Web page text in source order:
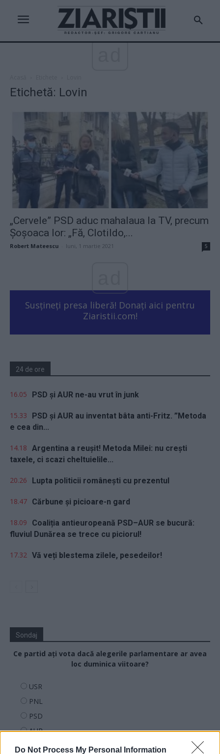
Do Not Process My Personal Information
Etichetă: Lovin
„Cervele” PSD aduc mahalaua la TV, precum
Șoșoaca lor: „Fă, Clotildo,...
Robert Mateescu luni, 1 martie 2021 5
Susțineți presa liberă! Donați aici pentru
Ziaristii.com!
24 de ore
16.05 PSD și AUR ne-au vrut în junk
15.33
PSD și AUR au inventat bâta anti-Fritz. ”Metoda
e cea din...
14.18 Argentina a reușit! Metoda Milei: nu crești
taxele, ci scazi cheltuielile...
20.26 Lupta politicii românești cu prezentul
18.47 Cărbune și picioare-n gard
18.09
Coaliția antieuropeană PSD–AUR se bucură:
fluviul Dunărea se trece cu piciorul!
17.32 Vă veți blestema zilele, pesedeilor!
Sondaj
Ce partid ați vota dacă alegerile parlamentare ar avea
loc duminica viitoare?
USR
PNL
PSD
AUR
UDMR